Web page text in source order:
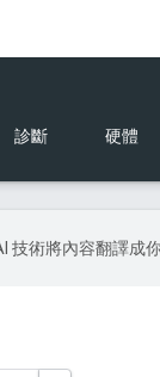
診斷 硬體
技術將內容翻譯成